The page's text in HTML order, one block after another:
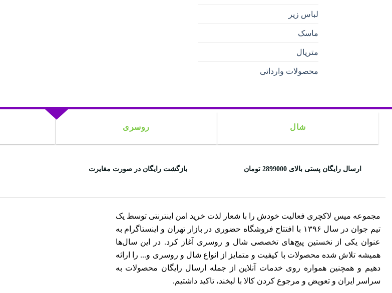
لباس زیر
ماسک
متریال
محصولات وارداتی
شال روسری
ارسال رایگان پستی بالای 2899000 تومان بازگشت رایگان در صورت مغایرت
مجموعه میس لاکچری فعالیت خودش را با شعار لذت خرید امن اینترنتی توسط یک
تیم جوان در سال ۱۳۹۶ با افتتاح فروشگاه حضوری در بازار تهران و اینستاگرام به
عنوان یکی از نخستین پیج‌های تخصصی شال و روسری آغاز کرد. در این سال‌ها
همیشه تلاش شده محصولات با کیفیت و متمایز از انواع شال و روسری و... را ارائه
دهیم و همچنین همواره روی خدمات آنلاین از جمله ارسال رایگان محصولات به
سراسر ایران و تعویض و مرجوع کردن کالا با لبخند، تاکید داشتیم.